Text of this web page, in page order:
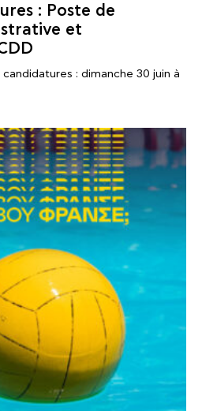
: Poste de
et
: dimanche 30 juin à